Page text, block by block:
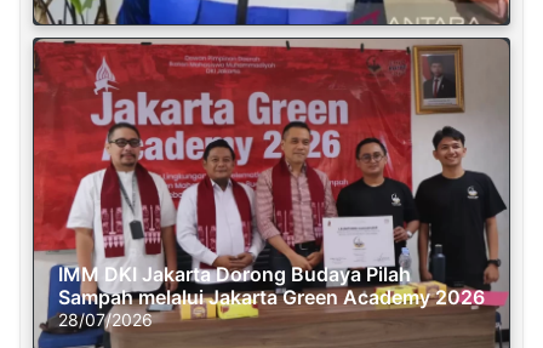
IMM DKI Jakarta Dorong Budaya Pilah
Sampah melalui Jakarta Green Academy 2026
28/07/2026